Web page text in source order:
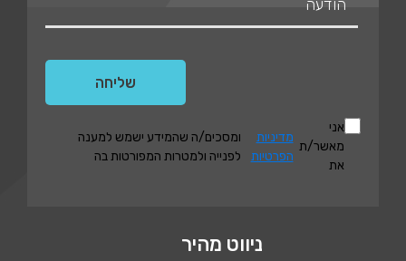
אני
מאשר/ת
את
מדיניות
הפרטיות
ומסכים/ה שהמידע ישמש למענה
לפנייה ולמטרות המפורטות בה
ניווט מהיר